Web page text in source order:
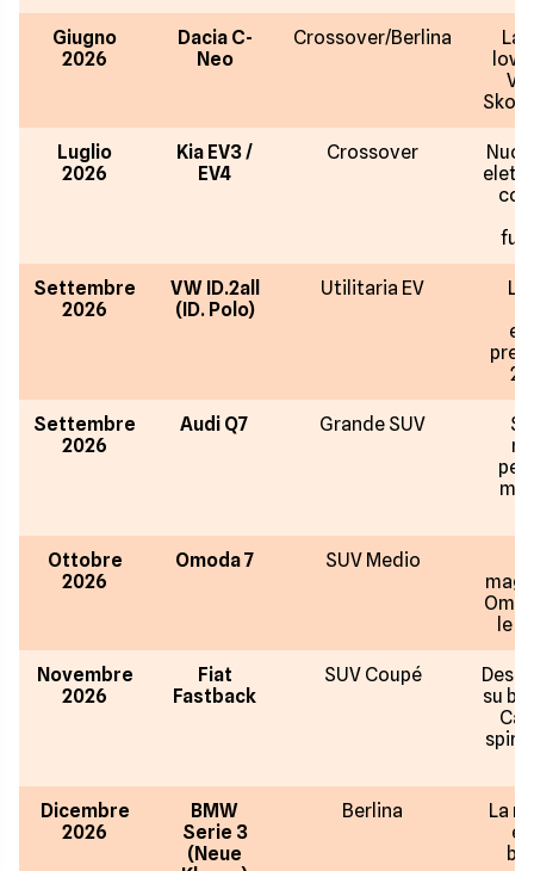
Giugno
2026
Dacia C-
Neo
Crossover/Berlina
La
Luglio
2026
Kia EV3 /
EV4
Crossover
Settembre
2026
VW ID.2all
(ID. Polo)
Utilitaria EV
Settembre
2026
Audi Q7 Grande SUV
Ottobre
2026
Omoda 7 SUV Medio
le
Novembre
2026
Fiat
Fastback
SUV Coupé
su
Dicembre
2026
BMW
Serie 3
(Neue
Berlina
La